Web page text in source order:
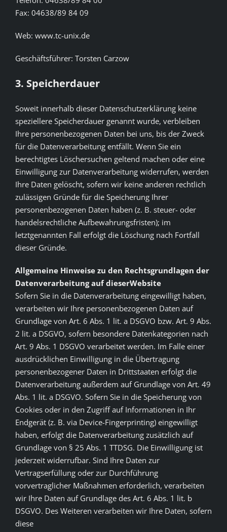
Fax: 04638/89 84 09
Web: www.tc-unix.de
Geschäftsführer: Torsten Carzow
3. Speicherdauer
Soweit innerhalb dieser Datenschutzerklärung keine
speziellere Speicherdauer genannt wurde, verbleiben
Ihre personenbezogenen Daten bei uns, bis der Zweck
für die Datenverarbeitung entfällt. Wenn Sie ein
berechtigtes Löschersuchen geltend machen oder eine
Einwilligung zur Datenverarbeitung widerrufen, werden
Ihre Daten gelöscht, sofern wir keine anderen rechtlich
zulässigen Gründe für die Speicherung Ihrer
personenbezogenen Daten haben (z. B. steuer- oder
handelsrechtliche Aufbewahrungsfristen); im
letztgenannten Fall erfolgt die Löschung nach Fortfall
dieser Gründe.
Allgemeine Hinweise zu den Rechtsgrundlagen der
Datenverarbeitung auf dieserWebsite
Sofern Sie in die Datenverarbeitung eingewilligt haben,
verarbeiten wir Ihre personenbezogenen Daten auf
Grundlage von Art. 6 Abs. 1 lit. a DSGVO bzw. Art. 9 Abs.
2 lit. a DSGVO, sofern besondere Datenkategorien nach
Art. 9 Abs. 1 DSGVO verarbeitet werden. Im Falle einer
ausdrücklichen Einwilligung in die Übertragung
personenbezogener Daten in Drittstaaten erfolgt die
Datenverarbeitung außerdem auf Grundlage von Art. 49
Abs. 1 lit. a DSGVO. Sofern Sie in die Speicherung von
Cookies oder in den Zugriff auf Informationen in Ihr
Endgerät (z. B. via Device-Fingerprinting) eingewilligt
haben, erfolgt die Datenverarbeitung zusätzlich auf
Grundlage von § 25 Abs. 1 TTDSG. Die Einwilligung ist
jederzeit widerrufbar. Sind Ihre Daten zur
Vertragserfüllung oder zur Durchführung
vorvertraglicher Maßnahmen erforderlich, verarbeiten
wir Ihre Daten auf Grundlage des Art. 6 Abs. 1 lit. b
DSGVO. Des Weiteren verarbeiten wir Ihre Daten, sofern
diese